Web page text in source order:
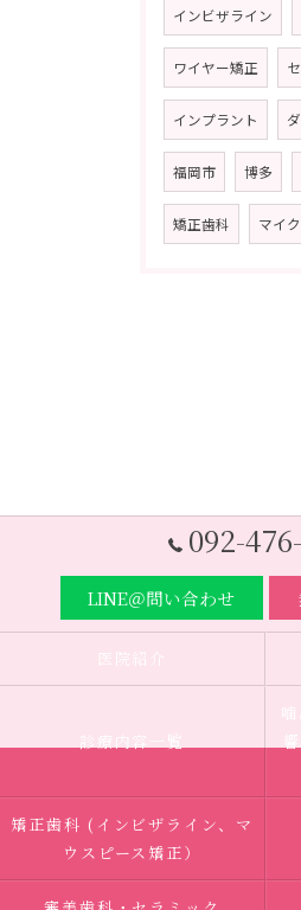
インビザライン
ワイヤー矯正
インプラント
福岡市 博多
矯正歯科 マイ
092-
LINE＠問い合わせ
医院紹介
診療内容一覧
矯正歯科 (インビザライン、マ
ウスピース矯正）